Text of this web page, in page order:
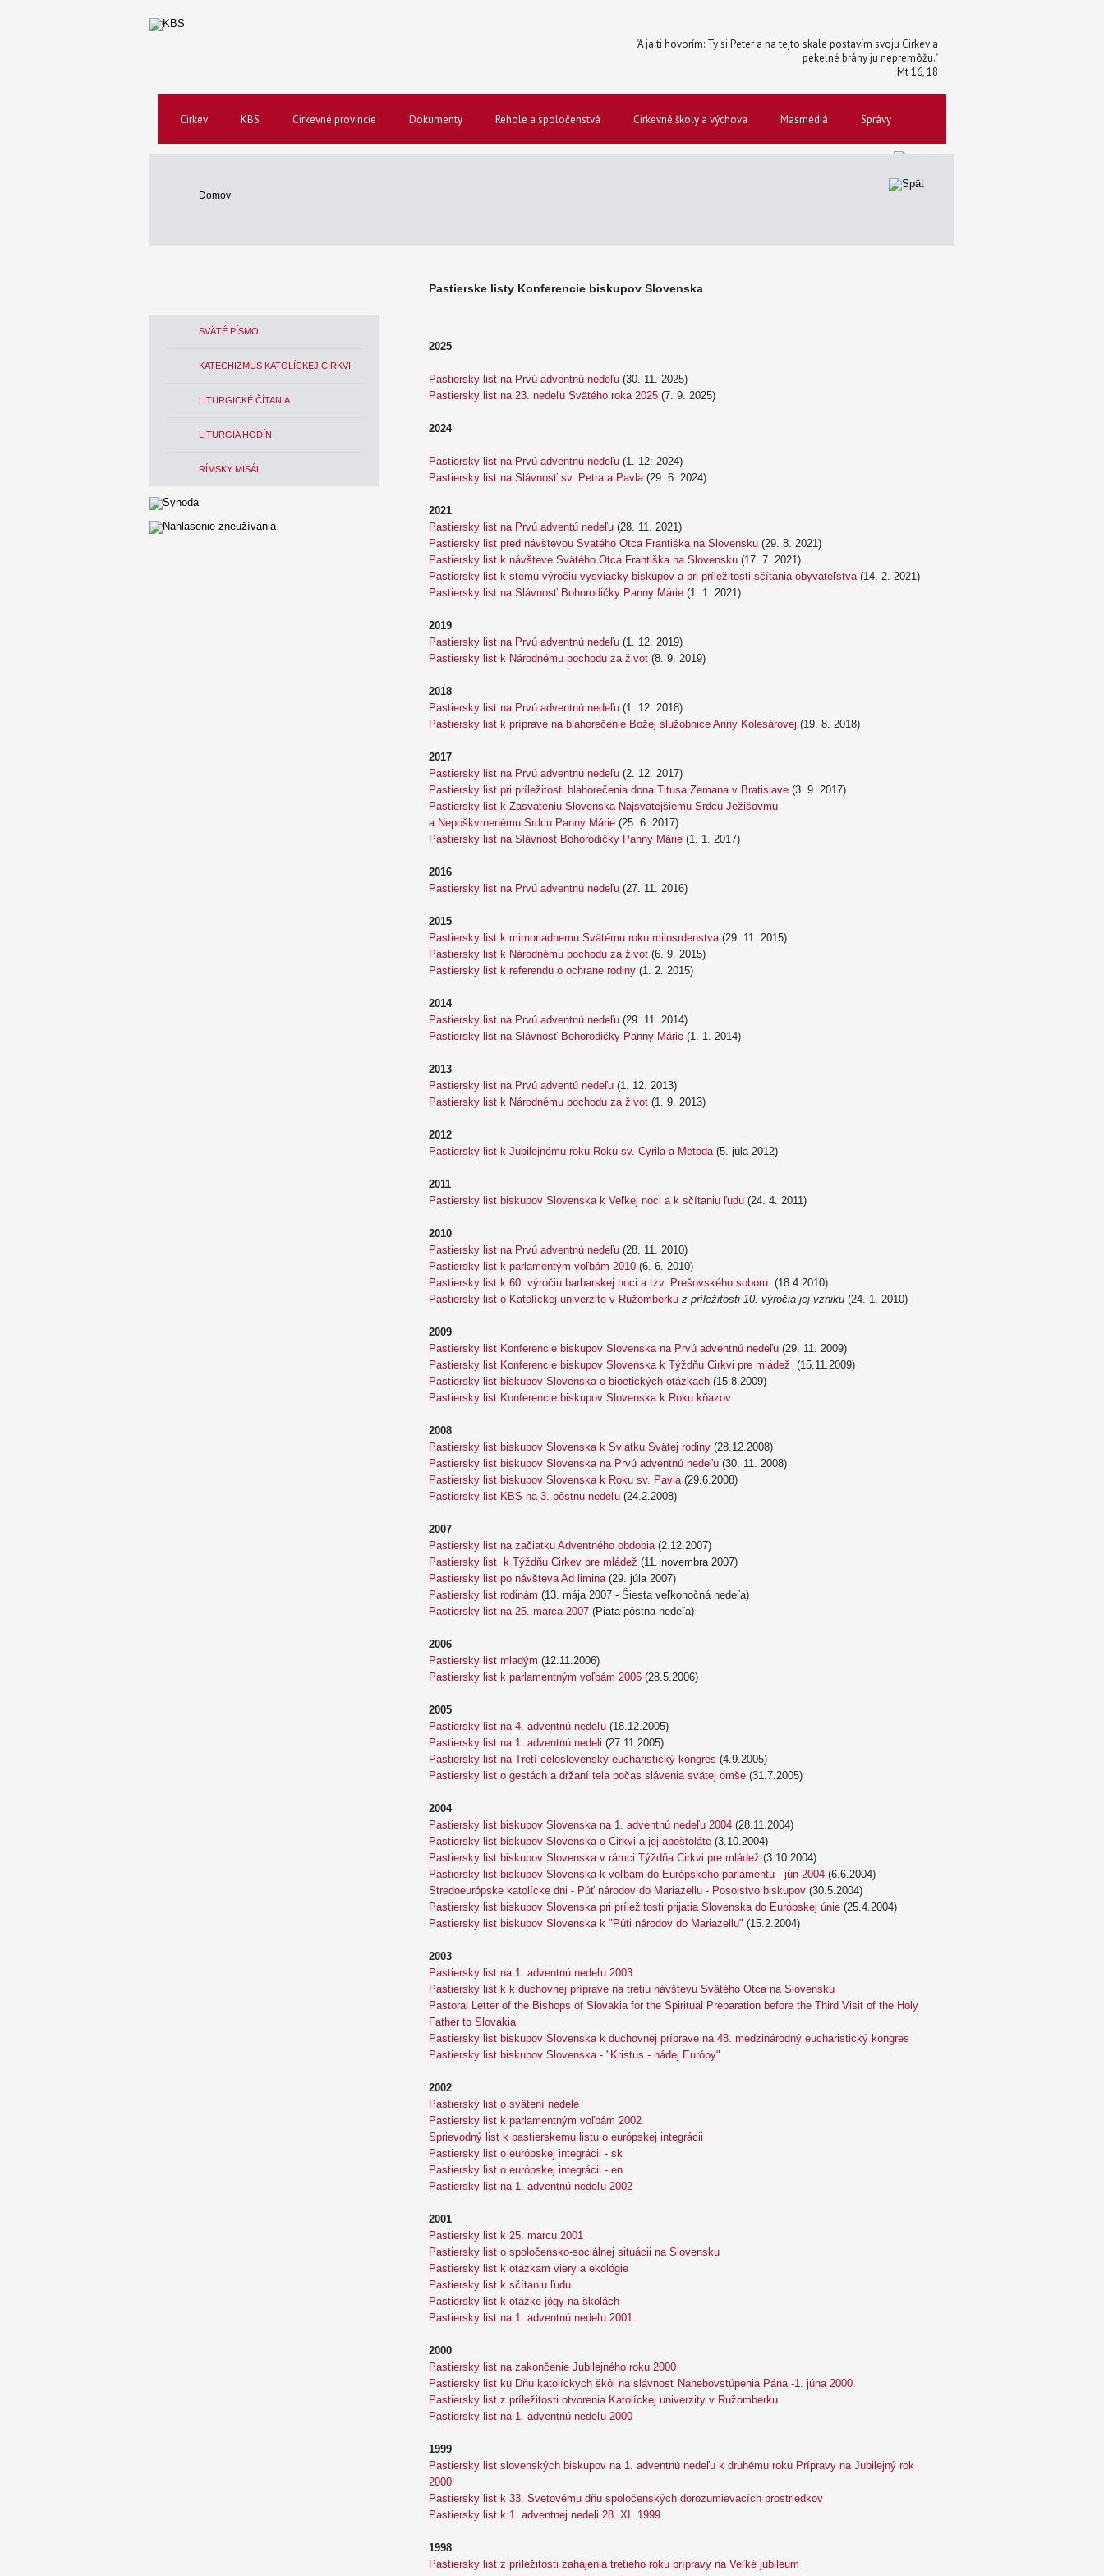
"A ja ti hovorím: Ty si Peter a na tejto skale postavím svoju Cirkev a
pekelné brány ju nepremôžu."
Mt 16, 18
Cirkev KBS Cirkevné provincie Dokumenty Rehole a spoločenstvá Cirkevné školy a výchova Masmédiá Správy
Domov
SVÄTÉ PÍSMO
KATECHIZMUS KATOLÍCKEJ CIRKVI
LITURGICKÉ ČÍTANIA
LITURGIA HODÍN
RÍMSKY MISÁL
Pastierske listy Konferencie biskupov Slovenska
2025
Pastiersky list na Prvú adventnú nedeľu (30. 11. 2025)
Pastiersky list na 23. nedeľu Svätého roka 2025 (7. 9. 2025)
2024
Pastiersky list na Prvú adventnú nedeľu (1. 12: 2024)
Pastiersky list na Slávnosť sv. Petra a Pavla(29. 6. 2024)
2021
Pastiersky list na Prvú adventú nedeľu (28. 11. 2021)
Pastiersky list pred návštevou Svätého Otca Františka na Slovensku (29. 8. 2021)
Pastiersky list k návšteve Svätého Otca Františka na Slovensku (17. 7. 2021)
Pastiersky list k stému výročiu vysviacky biskupov a pri príležitosti sčítania obyvateľstva(14. 2. 2021)
Pastiersky list na Slávnosť Bohorodičky Panny Márie (1. 1. 2021)
2019
Pastiersky list na Prvú adventnú nedeľu (1. 12. 2019)
Pastiersky list k Národnému pochodu za život (8. 9. 2019)
2018
Pastiersky list na Prvú adventnú nedeľu (1. 12. 2018)
Pastiersky list k príprave na blahorečenie Božej služobnice Anny Kolesárovej (19. 8. 2018)
2017
Pastiersky list na Prvú adventnú nedeľu (2. 12. 2017)
Pastiersky list pri príležitosti blahorečenia dona Titusa Zemana v Bratislave (3. 9. 2017)
Pastiersky list k Zasväteniu Slovenska Najsvätejšiemu Srdcu Ježišovmu
a Nepoškvrnenému Srdcu Panny Márie (25. 6. 2017)
Pastiersky list na Slávnost Bohorodičky Panny Márie (1. 1. 2017)
2016
Pastiersky list na Prvú adventnú nedeľu (27. 11. 2016)
2015
Pastiersky list k mimoriadnemu Svätému roku milosrdenstva(29. 11. 2015)
Pastiersky list k Národnému pochodu za život (6. 9. 2015)
Pastiersky list k referendu o ochrane rodiny (1. 2. 2015)
2014
Pastiersky list na Prvú adventnú nedeľu (29. 11. 2014)
Pastiersky list na Slávnosť Bohorodičky Panny Márie (1. 1. 2014)
2013
Pastiersky list na Prvú adventú nedeľu (1. 12. 2013)
Pastiersky list k Národnému pochodu za život (1. 9. 2013)
2012
Pastiersky list k Jubilejnému roku Roku sv. Cyrila a Metoda(5. júla 2012)
2011
Pastiersky list biskupov Slovenska k Veľkej noci a k sčítaniu ľudu (24. 4. 2011)
2010
Pastiersky list na Prvú adventnú nedeľu (28. 11. 2010)
Pastiersky list k parlamentým voľbám 2010 (6. 6. 2010)
Pastiersky list k 60. výročiu barbarskej noci a tzv. Prešovského soboru (18.4.2010)
Pastiersky list o Katolíckej univerzite v Ružomberku z príležitosti 10. výročia jej vzniku (24. 1. 2010)
2009
Pastiersky list Konferencie biskupov Slovenska na Prvú adventnú nedeľu (29. 11. 2009)
Pastiersky list Konferencie biskupov Slovenska k Týždňu Cirkvi pre mládež (15.11.2009)
Pastiersky list biskupov Slovenska o bioetických otázkach (15.8.2009)
Pastiersky list Konferencie biskupov Slovenska k Roku kňazov
2008
Pastiersky list biskupov Slovenska k Sviatku Svätej rodiny (28.12.2008)
Pastiersky list biskupov Slovenska na Prvú adventnú nedeľu (30. 11. 2008)
Pastiersky list biskupov Slovenska k Roku sv. Pavla(29.6.2008)
Pastiersky list KBS na 3. pôstnu nedeľu (24.2.2008)
2007
Pastiersky list na začiatku Adventného obdobia(2.12.2007)
Pastiersky list k Týždňu Cirkev pre mládež (11. novembra 2007)
Pastiersky list po návšteva Ad limina(29. júla 2007)
Pastiersky list rodinám (13. mája 2007 - Šiesta veľkonočná nedeľa)
Pastiersky list na 25. marca 2007 (Piata pôstna nedeľa)
2006
Pastiersky list mladým (12.11.2006)
Pastiersky list k parlamentným voľbám 2006 (28.5.2006)
2005
Pastiersky list na 4. adventnú nedeľu (18.12.2005)
Pastiersky list na 1. adventnú nedeli (27.11.2005)
Pastiersky list na Tretí celoslovenský eucharistický kongres (4.9.2005)
Pastiersky list o gestách a držaní tela počas slávenia svätej omše (31.7.2005)
2004
Pastiersky list biskupov Slovenska na 1. adventnú nedeľu 2004 (28.11.2004)
Pastiersky list biskupov Slovenska o Cirkvi a jej apoštoláte (3.10.2004)
Pastiersky list biskupov Slovenska v rámci Týždňa Cirkvi pre mládež (3.10.2004)
Pastiersky list biskupov Slovenska k voľbám do Európskeho parlamentu - jún 2004 (6.6.2004)
Stredoeurópske katolícke dni - Púť národov do Mariazellu - Posolstvo biskupov (30.5.2004)
Pastiersky list biskupov Slovenska pri príležitosti prijatia Slovenska do Európskej únie (25.4.2004)
Pastiersky list biskupov Slovenska k "Púti národov do Mariazellu" (15.2.2004)
2003
Pastiersky list na 1. adventnú nedeľu 2003
Pastiersky list k k duchovnej príprave na tretiu návštevu Svätého Otca na Slovensku
Pastoral Letter of the Bishops of Slovakia for the Spiritual Preparation before the Third Visit of the Holy
Father to Slovakia
Pastiersky list biskupov Slovenska k duchovnej príprave na 48. medzinárodný eucharistický kongres
Pastiersky list biskupov Slovenska - "Kristus - nádej Európy"
2002
Pastiersky list o svätení nedele
Pastiersky list k parlamentným voľbám 2002
Sprievodný list k pastierskemu listu o európskej integrácii
Pastiersky list o európskej integrácii - sk
Pastiersky list o európskej integrácii - en
Pastiersky list na 1. adventnú nedeľu 2002
2001
Pastiersky list k 25. marcu 2001
Pastiersky list o spoločensko-sociálnej situácii na Slovensku
Pastiersky list k otázkam viery a ekológie
Pastiersky list k sčítaniu ľudu
Pastiersky list k otázke jógy na školách
Pastiersky list na 1. adventnú nedeľu 2001
2000
Pastiersky list na zakončenie Jubilejného roku 2000
Pastiersky list ku Dňu katolíckych škôl na slávnosť Nanebovstúpenia Pána -1. júna 2000
Pastiersky list z príležitosti otvorenia Katolíckej univerzity v Ružomberku
Pastiersky list na 1. adventnú nedeľu 2000
1999
Pastiersky list slovenských biskupov na 1. adventnú nedeľu k druhému roku Prípravy na Jubilejný rok
2000
Pastiersky list k 33. Svetovému dňu spoločenských dorozumievacích prostriedkov
Pastiersky list k 1. adventnej nedeli 28. XI. 1999
1998
Pastiersky list z príležitosti zahájenia tretieho roku prípravy na Veľké jubileum